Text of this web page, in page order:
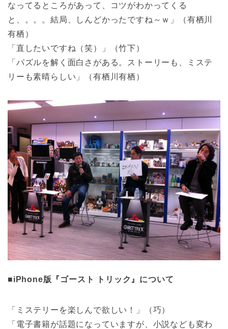
なってるところがあって、コツがわかってくる
と、。。。結局、しんどかったですね～ｗ」（有栖川
有栖）
「直したいですね（笑）」（竹下）
「パズルを解く面白さがある。ストーリーも、ミステ
リーも素晴らしい」（有栖川有栖）
■iPhone版『ゴースト トリック』について
「ミステリーを楽しんで欲しい！」（巧）
「電子書籍が話題になっていますが、小説なども変わ